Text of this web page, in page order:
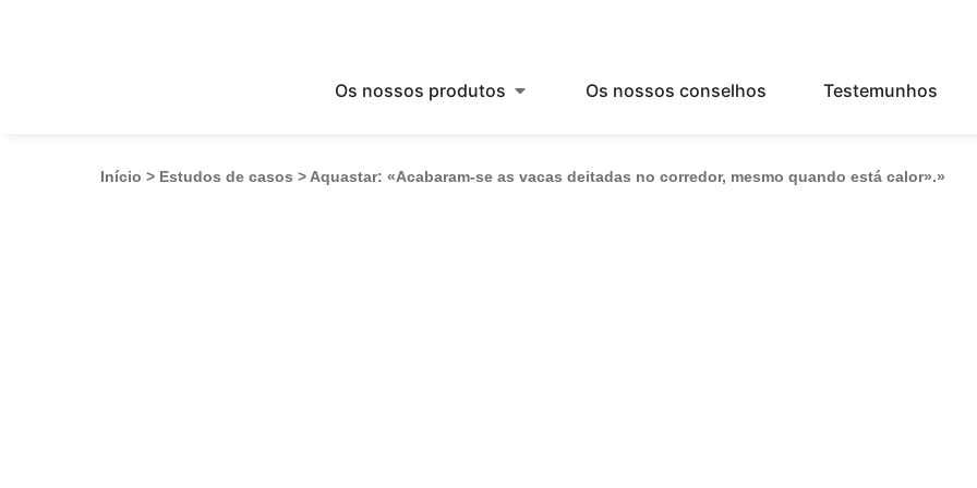
Os nossos produtos Os nossos conselhos Testemunhos
Início > Estudos de casos > Aquastar: «Acabaram-se as vacas deitadas no corredor, mesmo quando está calor».»